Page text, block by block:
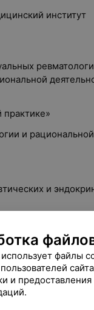
институт
и рациональной
и
(протоколы
файлы
и